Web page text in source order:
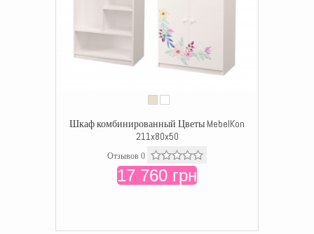
Шкаф комбинированный Цветы MebelKon
211x80x50
Отзывов 0
17 760 грн